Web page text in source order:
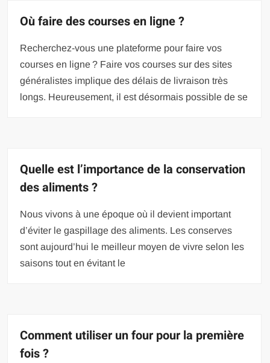
Où faire des courses en ligne ?
Recherchez-vous une plateforme pour faire vos
courses en ligne ? Faire vos courses sur des sites
généralistes implique des délais de livraison très
longs. Heureusement, il est désormais possible de se
Quelle est l’importance de la conservation
des aliments ?
Nous vivons à une époque où il devient important
d’éviter le gaspillage des aliments. Les conserves
sont aujourd’hui le meilleur moyen de vivre selon les
saisons tout en évitant le
Comment utiliser un four pour la première
fois ?